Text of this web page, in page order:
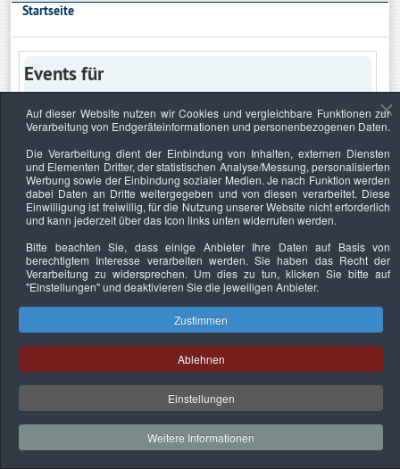
Startseite
Events für
Keine Termine
Datenschutzerklärung Urheberrechtsnachweise Nachhaltigkeit
Copyright © 2026. Bundesverband Deutscher
Sachverständiger und Fachgutachter e.V..
Auf dieser Website nutzen wir Cookies und vergleichbare Funktionen zur
Verarbeitung von Endgeräteinformationen und personenbezogenen Daten.
Die Verarbeitung dient der Einbindung von Inhalten, externen Diensten
und Elementen Dritter, der statistischen Analyse/Messung, personalisierten
Werbung sowie der Einbindung sozialer Medien. Je nach Funktion werden
dabei Daten an Dritte weitergegeben und von diesen verarbeitet. Diese
Einwilligung ist freiwillig, für die Nutzung unserer Website nicht erforderlich
und kann jederzeit über das Icon links unten widerrufen werden.
Bitte beachten Sie, dass einige Anbieter Ihre Daten auf Basis von
berechtigtem Interesse verarbeiten werden. Sie haben das Recht der
Verarbeitung zu widersprechen. Um dies zu tun, klicken Sie bitte auf
"Einstellungen"und deaktivieren Sie die jeweiligen Anbieter.
Zustimmen
Ablehnen
Einstellungen
Weitere Informationen